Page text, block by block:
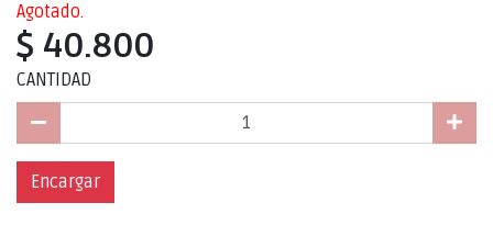
Agotado.
$ 40.800
CANTIDAD
Encargar